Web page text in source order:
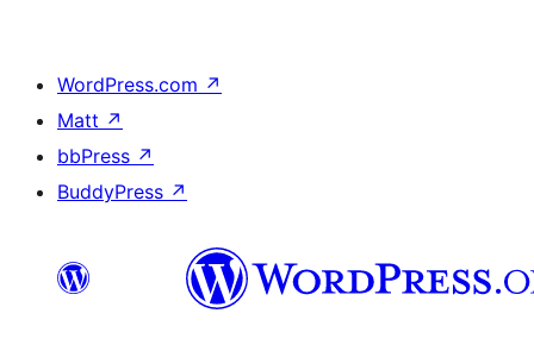
WordPress.com ↗
Matt ↗
bbPress ↗
BuddyPress ↗